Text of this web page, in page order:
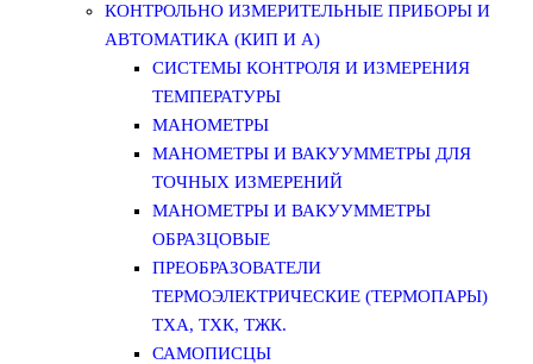
КОНТРОЛЬНО ИЗМЕРИТЕЛЬНЫЕ ПРИБОРЫ И
АВТОМАТИКА (КИП И А)
СИСТЕМЫ КОНТРОЛЯ И ИЗМЕРЕНИЯ
ТЕМПЕРАТУРЫ
МАНОМЕТРЫ
МАНОМЕТРЫ И ВАКУУММЕТРЫ ДЛЯ
ТОЧНЫХ ИЗМЕРЕНИЙ
МАНОМЕТРЫ И ВАКУУММЕТРЫ
ОБРАЗЦОВЫЕ
ПРЕОБРАЗОВАТЕЛИ
ТЕРМОЭЛЕКТРИЧЕСКИЕ (ТЕРМОПАРЫ)
ТХА, ТХК, ТЖК.
САМОПИСЦЫ